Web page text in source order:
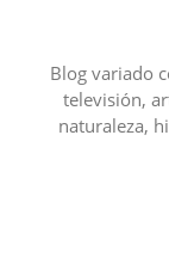
contenidoBlog variado
televisión,
naturaleza,